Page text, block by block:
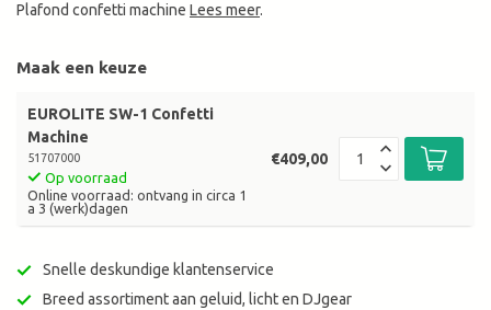
Plafond confetti machine Lees meer.
Maak een keuze
EUROLITE SW-1 Confetti
Machine
51707000
Op voorraad
Online voorraad: ontvang in circa 1
a 3 (werk)dagen
€409,00
Snelle deskundige klantenservice
Breed assortiment aan geluid, licht en DJgear